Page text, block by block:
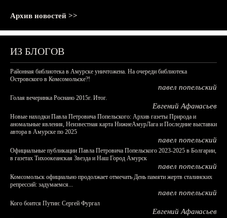
Архив новостей >>
ИЗ БЛОГОВ
Районная библиотека в Амурске уничтожена. На очереди библиотека
Островского в Комсомольске?!
павел попельский
Голая вечеринка Роснано 2015г. Итог.
Евгений Афанасьев
Новые находки Павла Петровича Попельского: Архив газеты Природа и
аномальные явления, Неизвестная карта НижнеАмурЛага и Последние выставки
автора в Амурске по 2025
павел попельский
Официальные публикации Павла Петровича Попельского 2023-2025 в Болгарии,
в газетах Тихоокеанская Звезда и Наш Город Амурск
павел попельский
Комсомольск официально продолжает отмечать День памяти жертв сталинских
репрессий: задумаемся...
павел попельский
Кого боится Путин: Сергей Фургал
Евгений Афанасьев